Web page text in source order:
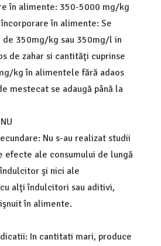
în alimente: 350-5000 mg/kg
în alimente: Se
de 350mg/kg sau 350mg/l in
de zahar si cantităţi cuprinse
kg în alimentele fără adaos
mestecat se adaugă până la
Nu s-au realizat studii
efecte ale consumului de lungă
şi nici ale
alţi îndulcitori sau aditivi,
în alimente.
In cantitati mari, produce